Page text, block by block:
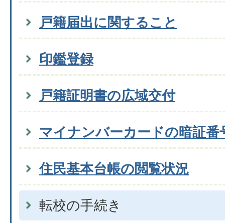
戸籍届出に関すること
印鑑登録
戸籍証明書の広域交付
マイナンバーカードの暗証番
住民基本台帳の閲覧状況
転校の手続き